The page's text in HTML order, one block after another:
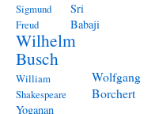
Sigmund
Freud
Sri
Babaji
Wilhelm
Busch
William
Shakespeare
Wolfgang
Borchert
Yoganan